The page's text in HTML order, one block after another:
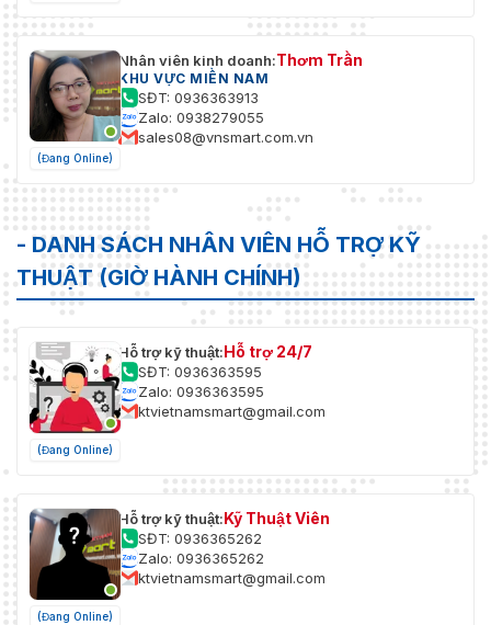
(Đang Online)
Nhân viên kinh doanh:Thơm Trần
KHU VỰC MIỀN NAM
SĐT: 0936363913
Zalo: 0938279055
sales08@vnsmart.com.vn
- DANH SÁCH NHÂN VIÊN HỖ TRỢ KỸ
THUẬT (GIỜ HÀNH CHÍNH)
(Đang Online)
Hỗ trợ kỹ thuật:Hỗ trợ 24/7
SĐT: 0936363595
Zalo: 0936363595
ktvietnamsmart@gmail.com
(Đang Online)
Hỗ trợ kỹ thuật:Kỹ Thuật Viên
SĐT: 0936365262
Zalo: 0936365262
ktvietnamsmart@gmail.com